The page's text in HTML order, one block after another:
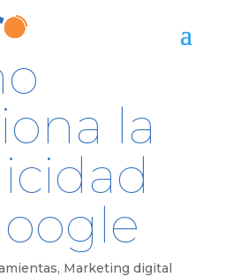
la
, Marketing digital